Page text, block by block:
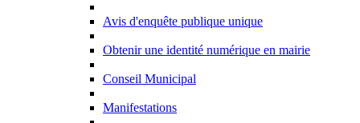
Avis d'enquête publique unique
Obtenir une identité numérique en mairie
Conseil Municipal
Manifestations